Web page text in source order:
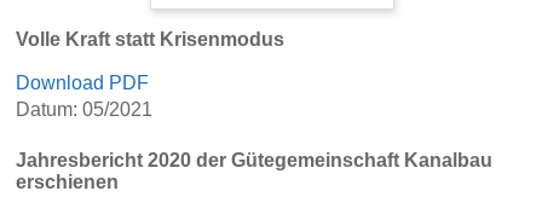
Volle Kraft statt Krisenmodus
Download PDF
Datum: 05/2021
Jahresbericht 2020 der Gütegemeinschaft Kanalbau
erschienen